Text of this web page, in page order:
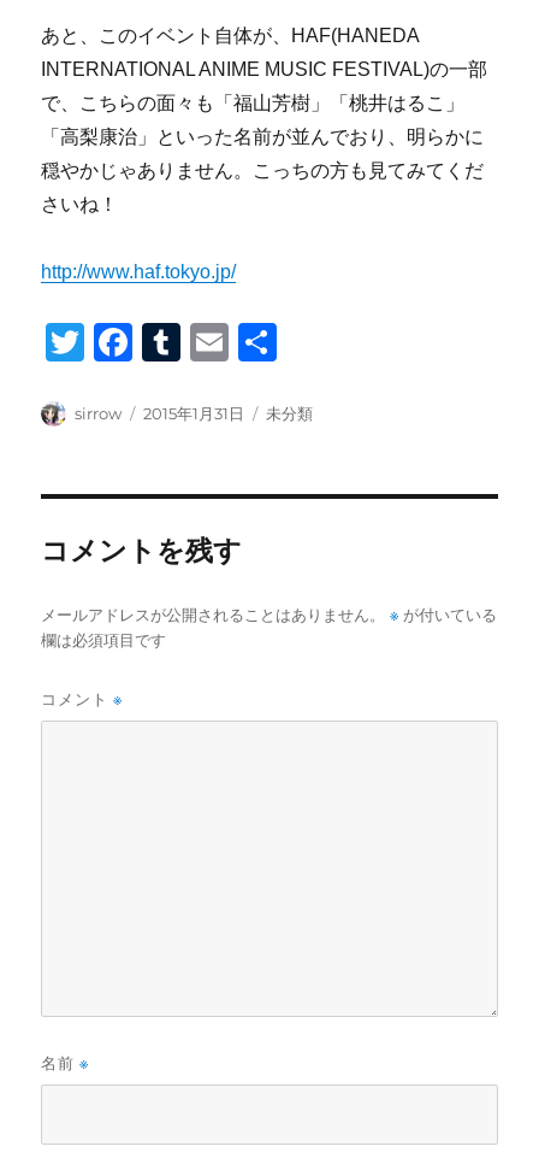
あと、このイベント自体が、HAF(HANEDA
INTERNATIONAL ANIME MUSIC FESTIVAL)の一部
で、こちらの面々も「福山芳樹」「桃井はるこ」
「高梨康治」といった名前が並んでおり、明らかに
穏やかじゃありません。こっちの方も見てみてくだ
さいね！
http://www.haf.tokyo.jp/
T
tt
F
c
b
o
o
k
T
m
r
E
ail
投
sirrow
投
2015年1月31日
カ
未分類
コメントを残す
メールアドレスが公開されることはありません。 ※ が付いている
欄は必須項目です
コメント※
名前※